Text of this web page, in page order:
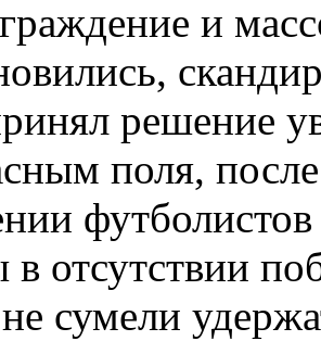
и
решение
поля,
отсутствии
сумели